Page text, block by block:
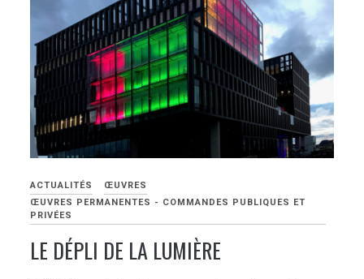
ACTUALITÉS
ŒUVRES
ŒUVRES PERMANENTES - COMMANDES PUBLIQUES ET
PRIVÉES
LE DÉPLI DE LA LUMIÈRE